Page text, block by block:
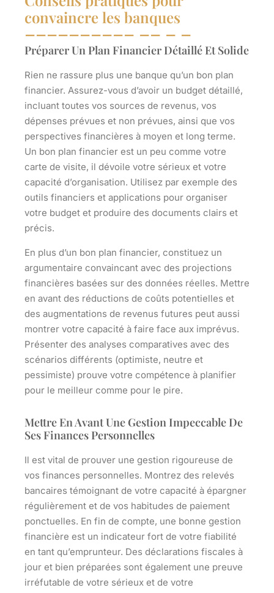
convaincre les banques
Préparer Un Plan Financier Détaillé Et Solide
Rien ne rassure plus une banque qu’un bon plan
financier. Assurez-vous d’avoir un budget détaillé,
incluant toutes vos sources de revenus, vos
dépenses prévues et non prévues, ainsi que vos
perspectives financières à moyen et long terme.
Un bon plan financier est un peu comme votre
carte de visite, il dévoile votre sérieux et votre
capacité d’organisation. Utilisez par exemple des
outils financiers et applications pour organiser
votre budget et produire des documents clairs et
précis.
En plus d’un bon plan financier, constituez un
argumentaire convaincant avec des projections
financières basées sur des données réelles. Mettre
en avant des réductions de coûts potentielles et
des augmentations de revenus futures peut aussi
montrer votre capacité à faire face aux imprévus.
Présenter des analyses comparatives avec des
scénarios différents (optimiste, neutre et
pessimiste) prouve votre compétence à planifier
pour le meilleur comme pour le pire.
Mettre En Avant Une Gestion Impeccable De
Ses Finances Personnelles
Il est vital de prouver une gestion rigoureuse de
vos finances personnelles. Montrez des relevés
bancaires témoignant de votre capacité à épargner
régulièrement et de vos habitudes de paiement
ponctuelles. En fin de compte, une bonne gestion
financière est un indicateur fort de votre fiabilité
en tant qu’emprunteur. Des déclarations fiscales à
jour et bien préparées sont également une preuve
irréfutable de votre sérieux et de votre